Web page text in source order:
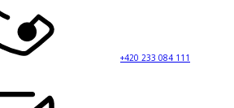
+420 233 084 111